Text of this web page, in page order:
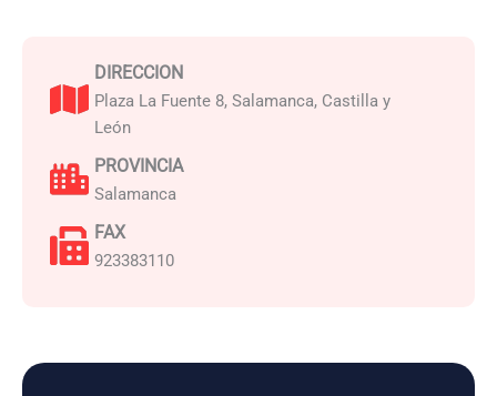
DIRECCION
Plaza La Fuente 8, Salamanca, Castilla y
León
PROVINCIA
Salamanca
FAX
923383110